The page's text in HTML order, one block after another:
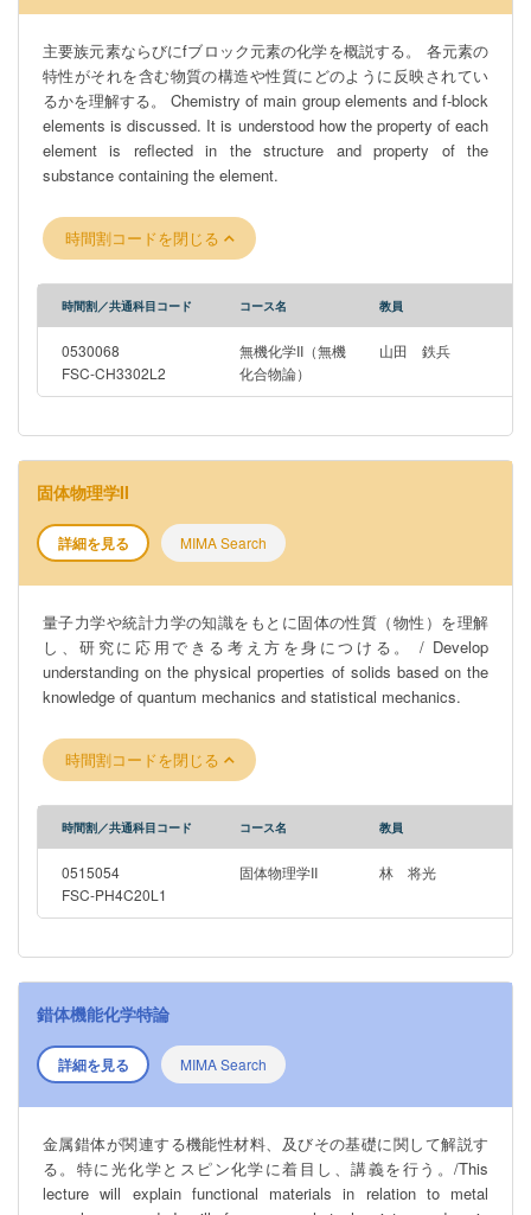
主要族元素ならびにfブロック元素の化学を概説する。 各元素の
特性がそれを含む物質の構造や性質にどのように反映されてい
るかを理解する。 Chemistry of main group elements and f-block
elements is discussed. It is understood how the property of each
element is reflected in the structure and property of the
substance containing the element.
時間割コードを閉じる
時間割／共通科目コード コース名 教員
0530068
FSC-CH3302L2
無機化学II（無機
化合物論）
山田 鉄兵
固体物理学II
詳細を見る MIMA Search
量子力学や統計力学の知識をもとに固体の性質（物性）を理解
し、研究に応用できる考え方を身につける。 / Develop
understanding on the physical properties of solids based on the
knowledge of quantum mechanics and statistical mechanics.
時間割コードを閉じる
時間割／共通科目コード コース名 教員
0515054
FSC-PH4C20L1
固体物理学II 林 将光
錯体機能化学特論
詳細を見る MIMA Search
金属錯体が関連する機能性材料、及びその基礎に関して解説す
る。特に光化学とスピン化学に着目し、講義を行う。/This
lecture will explain functional materials in relation to metal